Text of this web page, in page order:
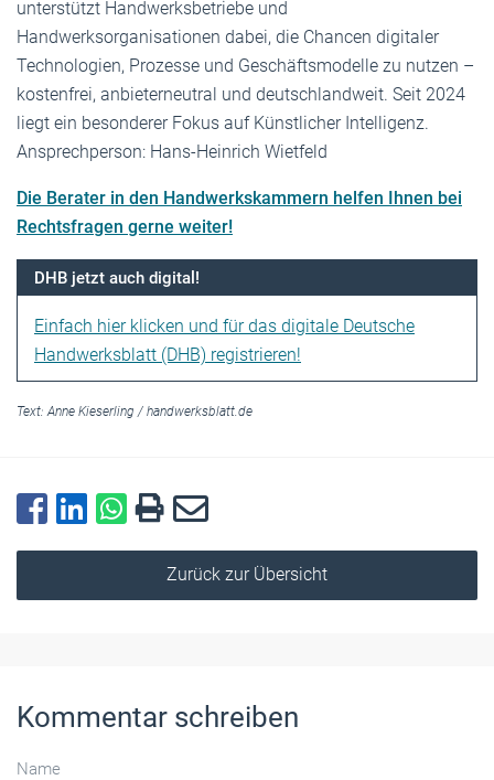
unterstützt Handwerksbetriebe und
Handwerksorganisationen dabei, die Chancen digitaler
Technologien, Prozesse und Geschäftsmodelle zu nutzen –
kostenfrei, anbieterneutral und deutschlandweit. Seit 2024
liegt ein besonderer Fokus auf Künstlicher Intelligenz.
Ansprechperson: Hans-Heinrich Wietfeld
Die Berater in den Handwerkskammern helfen Ihnen bei
Rechtsfragen gerne weiter!
DHB jetzt auch digital!
Einfach hier klicken und für das digitale Deutsche
Handwerksblatt (DHB) registrieren!
Text: Anne Kieserling / handwerksblatt.de
Zurück zur Übersicht
Kommentar schreiben
Name